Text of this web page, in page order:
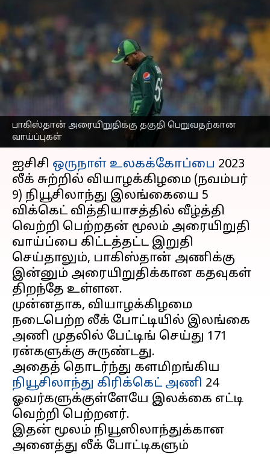
பாகிஸ்தான் அரையிறுதிக்கு தகுதி பெறுவதற்கான
வாய்ப்புகள்
ஒருநாள் உலகக்கோப்பை
: இது நடந்தால்
பாகிஸ்தான்
அரையிறுதிக்கு செல்வது
கன்பார்ம்
Nov 09, 2023
செய்தி முன்னோட்டம்
ஐசிசி ஒருநாள் உலகக்கோப்பை 2023
லீக் சுற்றில் வியாழக்கிழமை (நவம்பர்
9) நியூசிலாந்து இலங்கையை 5
விக்கெட் வித்தியாசத்தில் வீழ்த்தி
வெற்றி பெற்றதன் மூலம் அரையிறுதி
வாய்ப்பை கிட்டத்தட்ட இறுதி
செய்தாலும், பாகிஸ்தான் அணிக்கு
இன்னும் அரையிறுதிக்கான கதவுகள்
திறந்தே உள்ளன.
முன்னதாக, வியாழக்கிழமை
நடைபெற்ற லீக் போட்டியில் இலங்கை
அணி முதலில் பேட்டிங் செய்து 171
ரன்களுக்கு சுருண்டது.
அதைத் தொடர்ந்து களமிறங்கிய
நியூசிலாந்து கிரிக்கெட் அணி 24
ஓவர்களுக்குள்ளேயே இலக்கை எட்டி
வெற்றி பெற்றனர்.
இதன் மூலம் நியூஸிலாந்துக்கான
அனைத்து லீக் போட்டிகளும்